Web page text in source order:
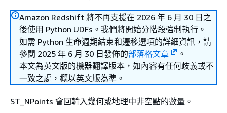
Amazon Redshift 將不再支援在 2026 年 6 月 30 日之
後使用 Python UDFs。我們將開始分階段強制執行。
如需 Python 生命週期結束和遷移選項的詳細資訊，請
參閱 2025 年 6 月 30 日發佈的部落格文章
。
本文為英文版的機器翻譯版本，如內容有任何歧義或不
一致之處，概以英文版為準。
ST_NPoints 會回輸入幾何或地理中非空點的數量。